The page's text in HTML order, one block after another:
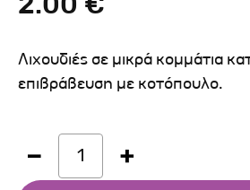
Λιχουδιές σε μικρά κομμάτια
επιβράβευση με κοτόπουλο.
1